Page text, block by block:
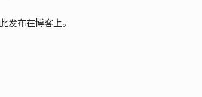
发布在博客上。